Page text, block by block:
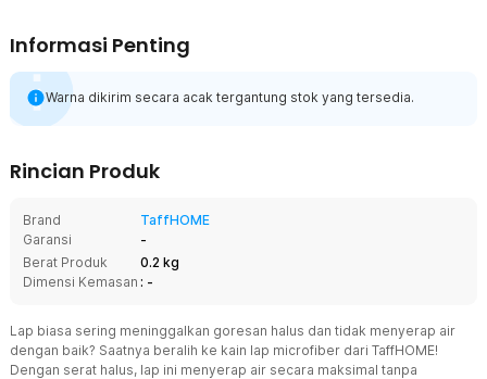
Informasi Penting
Warna dikirim secara acak tergantung stok yang tersedia.
Rincian Produk
Brand
TaffHOME
Garansi
-
Berat Produk
0.2 kg
Dimensi Kemasan : -
Lap biasa sering meninggalkan goresan halus dan tidak menyerap air
dengan baik? Saatnya beralih ke kain lap microfiber dari TaffHOME!
Dengan serat halus, lap ini menyerap air secara maksimal tanpa